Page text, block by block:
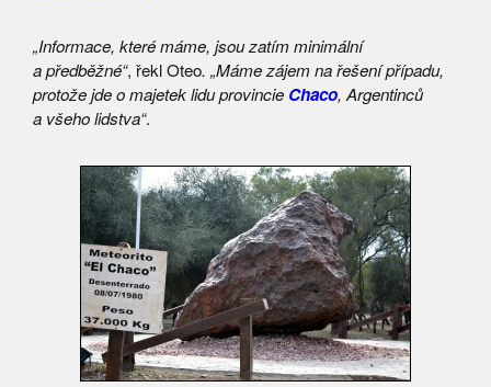
„Informace, které máme, jsou zatím minimální
a předběžné“, řekl Oteo. „Máme zájem na řešení případu,
protože jde o majetek lidu provincie Chaco, Argentinců
a všeho lidstva“.